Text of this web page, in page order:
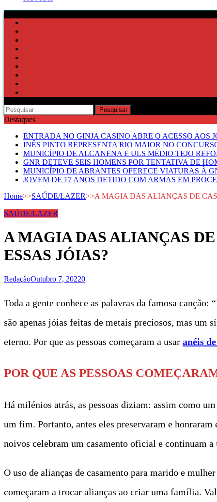
Pesquisar
por:
Destaques
ENTRADA NO GINJA CASINO ABRE O ACESSO AOS
INÊS PINTO REPRESENTA RIO MAIOR NO
MUNICÍPIO DE ALCANENA E ULS MÉDIO TEJO
GNR DETEVE SEIS HOMENS POR TENTATIVA DE
MUNICÍPIO DE ABRANTES OFERECE VIATURAS À
JOVEM DE 17 ANOS DETIDO COM ARMAS EM
Home>>SAÚDE/LAZER>>A MAGIA DAS ALIANÇAS DE
SAÚDE/LAZER
A MAGIA DAS ALIANÇAS
ESSAS JÓIAS?
RedaçãoOutubro 7, 20220
Toda a gente conhece as palavras da famosa
são apenas jóias feitas de metais preciosos, mas um
eterno. Por que as pessoas começaram a usar anéis
POR QUE AS PESSOAS
Há milénios atrás, as pessoas diziam: assim como
um fim. Portanto, antes eles preservaram e
noivos celebram um casamento oficial e continuam a
O uso de alianças de casamento para marido e
começaram a trocar alianças ao criar uma família.